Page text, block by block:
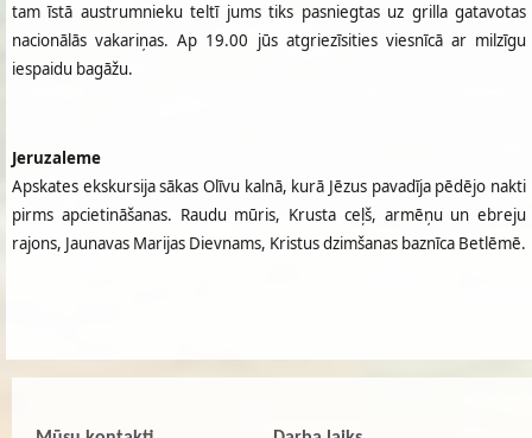
tam īstā austrumnieku teltī jums tiks pasniegtas uz grilla gatavotas
nacionālās vakariņas. Ap 19.00 jūs atgriezīsities viesnīcā ar milzīgu
iespaidu bagāžu.
Jeruzaleme
Apskates ekskursija sākas Olīvu kalnā, kurā Jēzus pavadīja pēdējo nakti
pirms apcietināšanas. Raudu mūris, Krusta ceļš, armēņu un ebreju
rajons, Jaunavas Marijas Dievnams, Kristus dzimšanas baznīca Betlēmē.